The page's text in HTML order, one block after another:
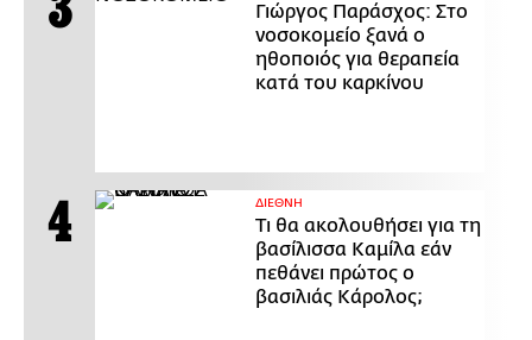
Γιώργος Παράσχος: Στο
νοσοκομείο ξανά ο
ηθοποιός για θεραπεία
κατά του καρκίνου
ΔΙΕΘΝΗ
Τι θα ακολουθήσει για τη
βασίλισσα Καμίλα εάν
πεθάνει πρώτος ο
βασιλιάς Κάρολος;